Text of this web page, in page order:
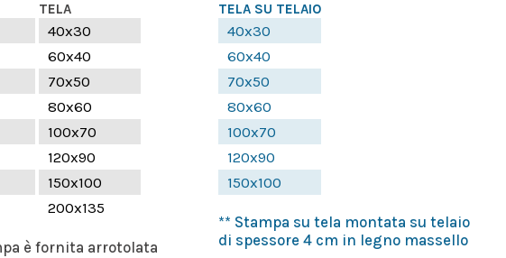
TELA
40x30
60x40
70x50
80x60
100x70
120x90
150x100
200x135
è fornita arrotolata
TELA SU TELAIO
40x30
60x40
70x50
80x60
100x70
120x90
150x100
** Stampa su tela montata su telaio
di spessore 4 cm in legno massello